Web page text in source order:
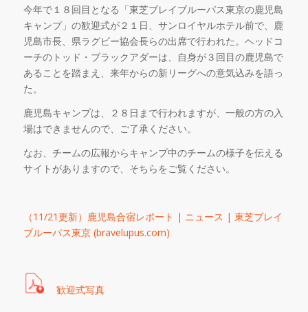
今年で１８回目となる「東芝ブレイブルーパス東京の鹿児島
キャンプ」の歓迎式が２１日、サンロイヤルホテル前で、鹿
児島市長、県ラグビー協会長らの出席で行われた。ヘッドコ
ーチのトッド・ブラックアダーは、自身が３回目の鹿児島で
あることを踏まえ、来年からの新リーグへの意気込みを語っ
た。
鹿児島キャンプは、２８日まで行われますが、一般の方の入
場はできませんので、ご了承ください。
なお、チームの広報からキャンプ中のチームの様子を伝える
サイトがありますので、そちらをご覧ください。
（11/21更新）鹿児島合宿レポート | ニュース | 東芝ブレイ
ブルーパス東京(bravelupus.com)
歓迎式写真